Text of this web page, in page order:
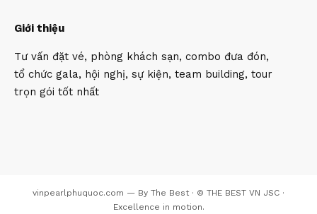
Giới thiệu
Tư vấn đặt vé, phòng khách sạn, combo đưa đón,
tổ chức gala, hội nghị, sự kiện, team building, tour
trọn gói tốt nhất
vinpearlphuquoc.com — By The Best · © THE BEST VN JSC ·
Excellence in motion.